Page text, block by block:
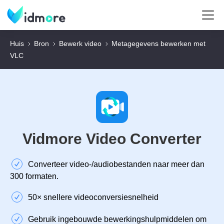
Huis Bron Bewerk video
Metagegevens bewerken met
VLC
Vidmore Video Converter
Converteer video-/audiobestanden naar meer dan
300 formaten.
50× snellere videoconversiesnelheid
Gebruik ingebouwde bewerkingshulpmiddelen om